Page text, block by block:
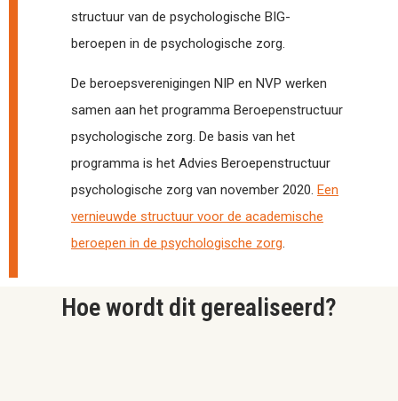
structuur van de psychologische BIG-
beroepen in de psychologische zorg.
De beroepsverenigingen NIP en NVP werken
samen aan het programma Beroepenstructuur
psychologische zorg. De basis van het
programma is het Advies Beroepenstructuur
psychologische zorg van november 2020. Een
vernieuwde structuur voor de academische
beroepen in de psychologische zorg.
Hoe wordt dit gerealiseerd?